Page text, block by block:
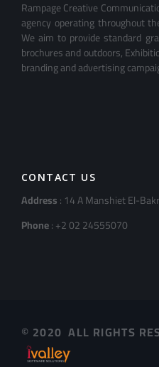
Rampage Creative
agency operating throughout
We aim to provide standard
brochures and outdoors,
branding and advertising
CONTACT US
Address: 14 A Manshiet El-
Phone: +2 02 24555070
© 2020 ALL RIGHTS